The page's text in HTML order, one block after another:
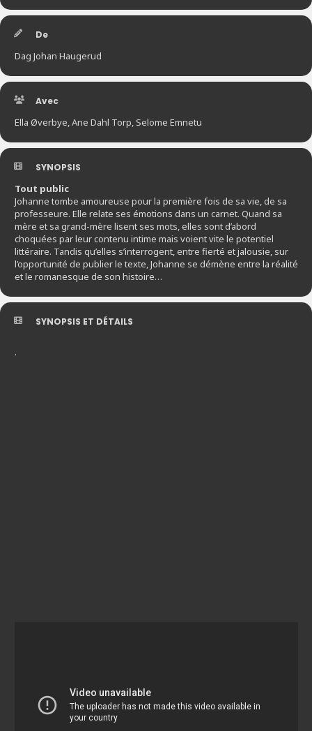
De
Dag Johan Haugerud
Avec
Ella Øverbye, Ane Dahl Torp, Selome Emnetu
SYNOPSIS
Tout public
Johanne tombe amoureuse pour la première fois de sa vie, de sa
professeure. Elle relate ses émotions dans un carnet. Quand sa
mère et sa grand-mère lisent ses mots, elles sont d’abord
choquées par leur contenu intime mais voient vite le potentiel
littéraire. Tandis qu’elles s’interrogent, entre fierté et jalousie, sur
l’opportunité de publier le texte, Johanne se démène entre la réalité
et le romanesque de son histoire…
SYNOPSIS ET DÉTAILS
.